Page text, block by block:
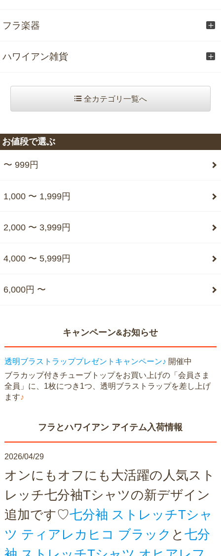
フラ楽器
ハワイアン雑貨
全カテゴリ一覧へ
お値段で選ぶ
〜 999円
1,000 〜 1,999円
2,000 〜 3,999円
4,000 〜 5,999円
6,000円 〜
キャンペーン&お知らせ
透明ブラストラッププレゼントキャンペーン♪ 開催中
ブラカップ付きチューブトップをお買い上げの「会員さま
全員」に、1枚につき1つ、透明ブラストラップを差し上げ
ます♪
フラとハワイアン アイテム入荷情報
2026/04/29
オンにもオフにも大活躍の人気スト
レッチ七分袖Tシャツの新デザイン
追加です♡七分袖 ストレッチTシャ
ツ ティアレカヒコ ブラック と 七分